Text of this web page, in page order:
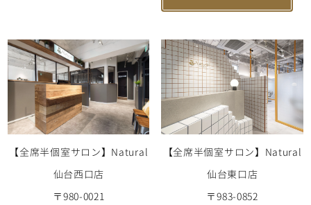
【全席半個室サロン】Natural
仙台西口店
〒980-0021
【全席半個室サロン】Natural
仙台東口店
〒983-0852